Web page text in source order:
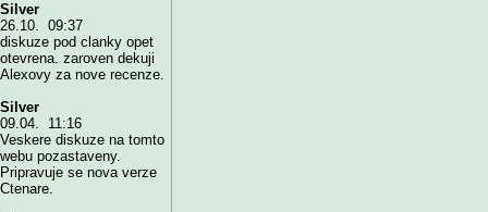
Silver
26.10. 09:37
diskuze pod clanky opet
otevrena. zaroven dekuji
Alexovy za nove recenze.
Silver
09.04. 11:16
Veskere diskuze na tomto
webu pozastaveny.
Pripravuje se nova verze
Ctenare.